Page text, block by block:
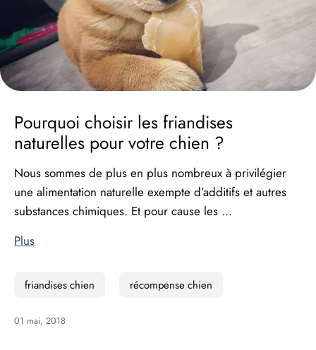
Pourquoi choisir les friandises
naturelles pour votre chien ?
Nous sommes de plus en plus nombreux à privilégier
une alimentation naturelle exempte d’additifs et autres
substances chimiques. Et pour cause les ...
Plus
friandises chien récompense chien
01 mai, 2018